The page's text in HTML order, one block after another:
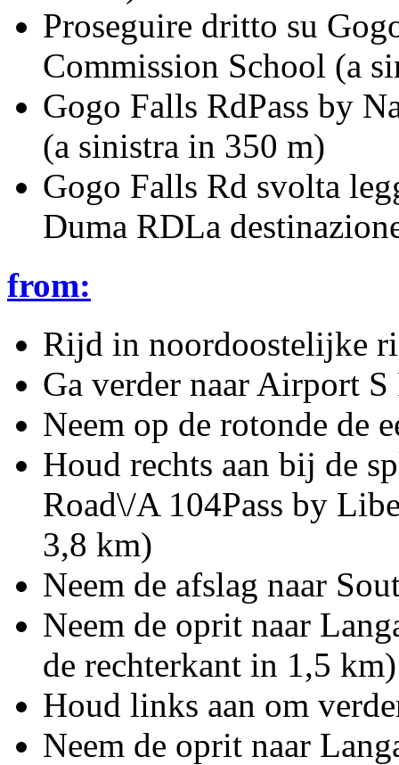
Proseguire dritto su
Commission School (a
Gogo Falls RdPass by
(a sinistra in 350 m)
Gogo Falls Rd svolta
Duma RDLa
from:
Rijd in noordoostelijke
Ga verder naar Airport S
Neem op de rotonde de
Houd rechts aan bij de
Road\/A 104Pass by
3,8 km)
Neem de afslag naar
Neem de oprit naar
de rechterkant in 1,5 km)
Houd links aan om
Neem de oprit naar